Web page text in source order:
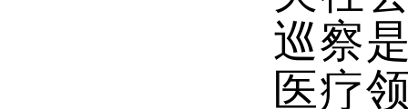
巡察
医疗